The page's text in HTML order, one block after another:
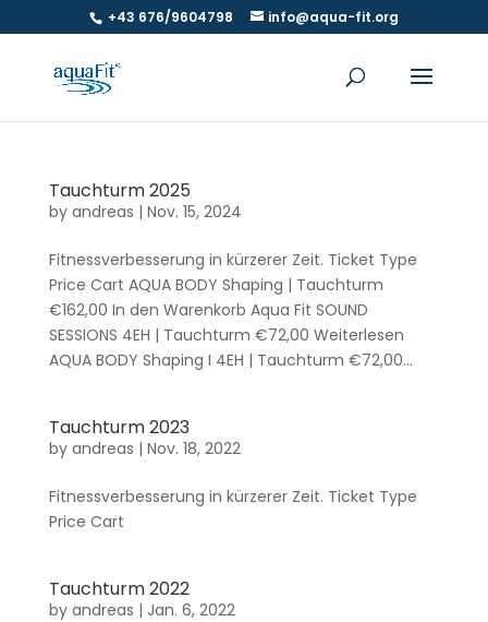
+43 676/9604798 info@aqua-fit.org
Tauchturm 2025
by andreas | Nov. 15, 2024
Fitnessverbesserung in kürzerer Zeit. Ticket Type
Price Cart AQUA BODY Shaping | Tauchturm
€162,00 In den Warenkorb Aqua Fit SOUND
SESSIONS 4EH | Tauchturm €72,00 Weiterlesen
AQUA BODY Shaping I 4EH | Tauchturm €72,00...
Tauchturm 2023
by andreas | Nov. 18, 2022
Fitnessverbesserung in kürzerer Zeit. Ticket Type
Price Cart
Tauchturm 2022
by andreas | Jan. 6, 2022